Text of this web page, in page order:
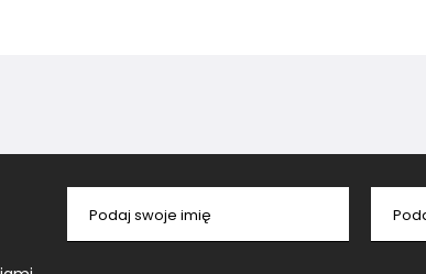
Podaj swoje imię